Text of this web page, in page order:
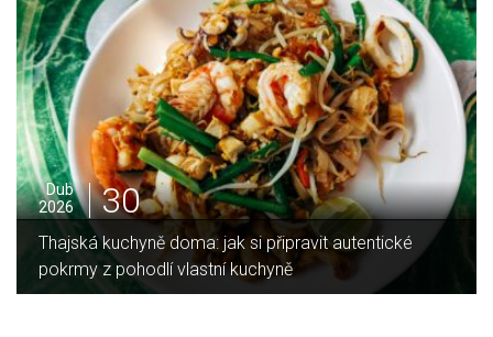
Led
2026
16
Jaký je rozdíl mezi indukční a sklokeramickou
deskou?